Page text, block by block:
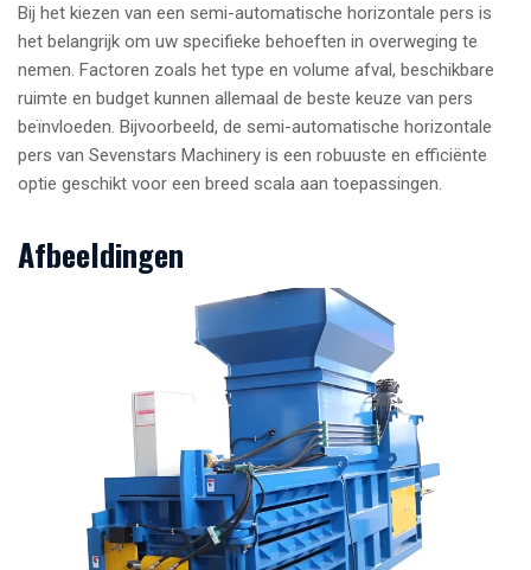
Bij het kiezen van een semi-automatische horizontale pers is
het belangrijk om uw specifieke behoeften in overweging te
nemen. Factoren zoals het type en volume afval, beschikbare
ruimte en budget kunnen allemaal de beste keuze van pers
beïnvloeden. Bijvoorbeeld, de semi-automatische horizontale
pers van Sevenstars Machinery is een robuuste en efficiënte
optie geschikt voor een breed scala aan toepassingen.
Afbeeldingen